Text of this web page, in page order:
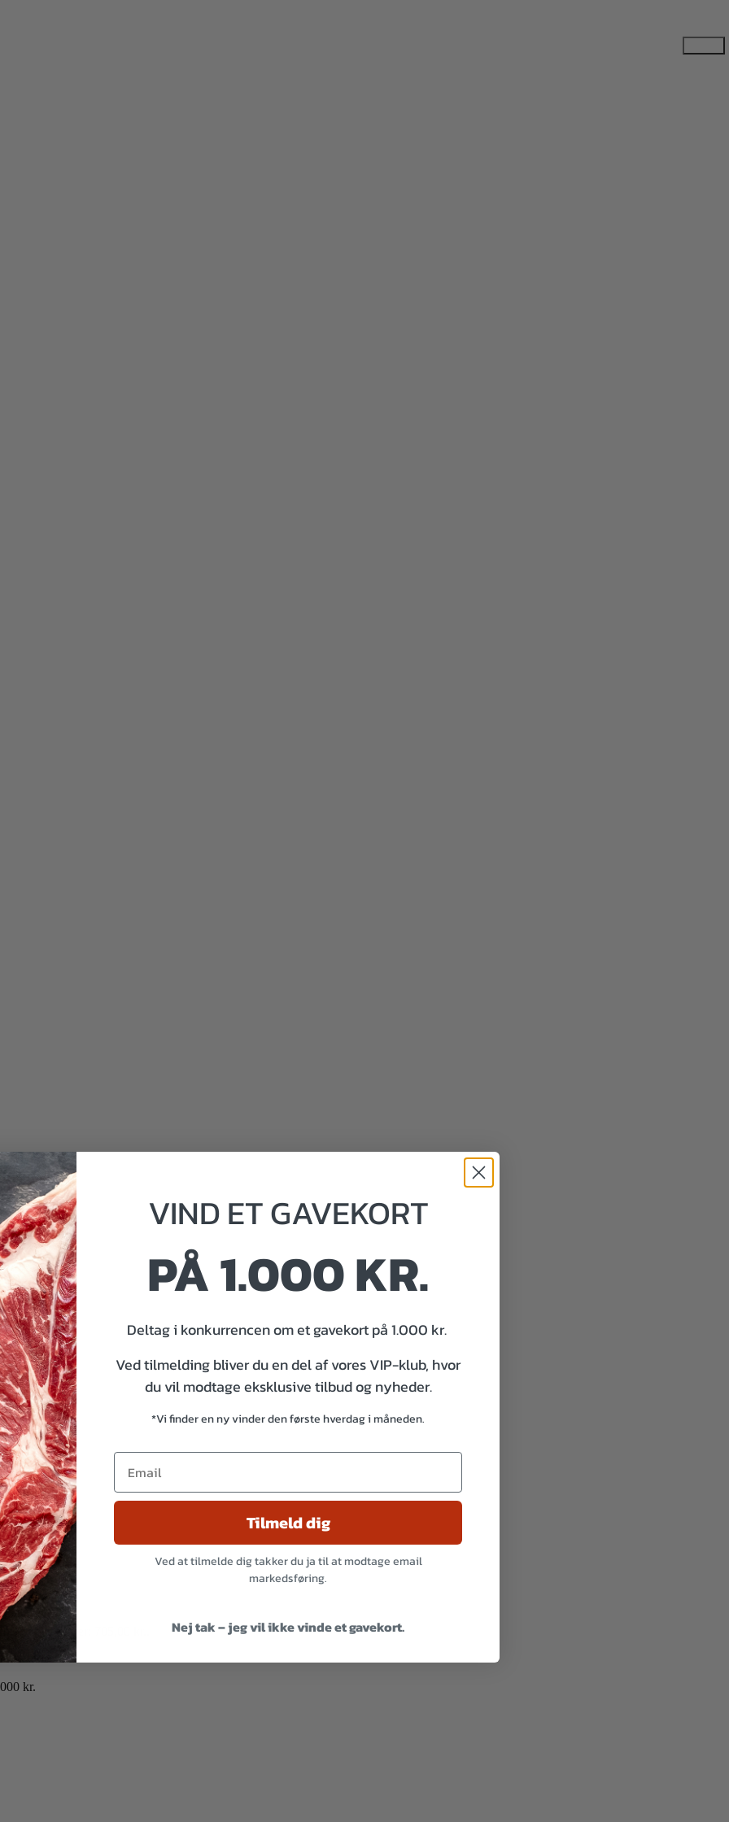
aktuelle pris er: 705,00 kr..
kr.
VINDETGAVEKORT
PÅ 1.000 KR.
Deltag i konkurrencen om et gavekort på 1.000 kr.
Ved tilmelding bliver du en del af vores VIP-klub, hvor
du vil modtage eksklusive tilbud og nyheder.
*Vi finder en ny vinder den første hverdag i måneden.
Tilmeld dig
Ved at tilmelde dig takker du ja til at modtage email
markedsføring.
Nej tak – jeg vil ikke vinde et gavekort.